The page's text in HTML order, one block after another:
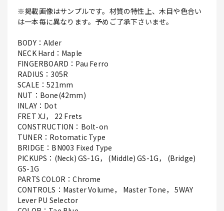
※掲載画像はサンプルです。材質の特性上、木目や色合い
は一本毎に異なります。予めご了承下さいませ。
BODY：Alder
NECK Hard：Maple
FINGERBOARD：Pau Ferro
RADIUS：305R
SCALE：521mm
NUT：Bone(42mm)
INLAY：Dot
FRET XJ， 22 Frets
CONSTRUCTION：Bolt-on
TUNER：Rotomatic Type
BRIDGE：BN003 Fixed Type
PICKUPS：(Neck) GS-1G， (Middle) GS-1G， (Bridge)
GS-1G
PARTS COLOR：Chrome
CONTROLS：Master Volume， Master Tone， 5WAY
Lever PU Selector